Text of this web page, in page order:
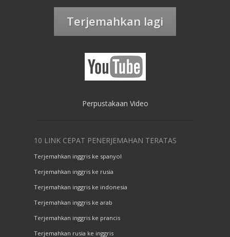
Terjemahkan lagi
Perpustakaan Video
10 LINK CEPAT PENERJEMAHAN TERATAS
Terjemahkan inggris ke spanyol
Terjemahkan inggris ke rusia
Terjemahkan inggris ke indonesia
Terjemahkan inggris ke arab
Terjemahkan inggris ke prancis
Terjemahkan rusia ke inggris